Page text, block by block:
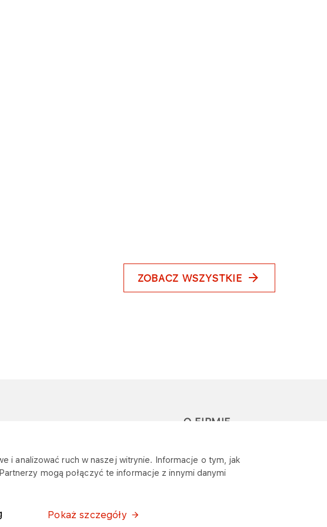
i analizować ruch w naszej witrynie. Informacje o tym, jak
mogą połączyć te informacje z innymi danymi
Pokaż szczegóły
ZOBACZ WSZYSTKIE
reklamację
O FIRMIE
Wymagania